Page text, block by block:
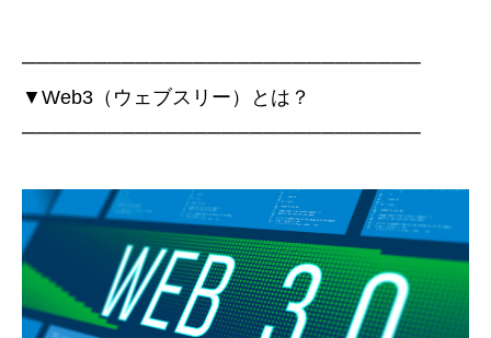
────────────────────────────
▼Web3（ウェブスリー）とは？
────────────────────────────